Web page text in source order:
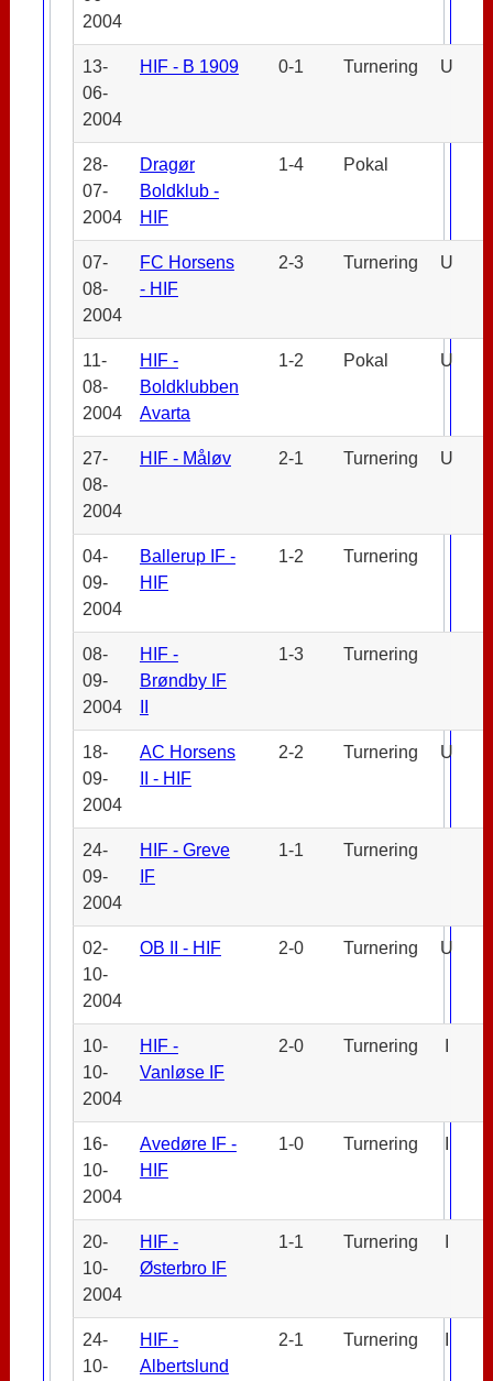
2004
13-
06-
2004
HIF - B 1909 0-1 Turnering U
28-
07-
2004
Dragør
Boldklub -
HIF
1-4 Pokal
07-
08-
2004
FC Horsens
- HIF
2-3 Turnering U
11-
08-
2004
HIF -
Boldklubben
Avarta
1-2 Pokal U
27-
08-
2004
HIF - Måløv 2-1 Turnering U
04-
09-
2004
Ballerup IF -
HIF
1-2 Turnering
08-
09-
2004
HIF -
Brøndby IF
1-3 Turnering
18-
09-
2004
AC Horsens
II - HIF
2-2 Turnering U
24-
09-
2004
HIF - Greve
IF
1-1 Turnering
02-
10-
2004
OB II - HIF 2-0 Turnering U
10-
10-
2004
HIF -
Vanløse IF
2-0 Turnering
16-
10-
2004
Avedøre IF -
HIF
1-0 Turnering
20-
10-
2004
HIF -
Østerbro IF
1-1 Turnering
24-
10-
HIF -
Albertslund
2-1 Turnering